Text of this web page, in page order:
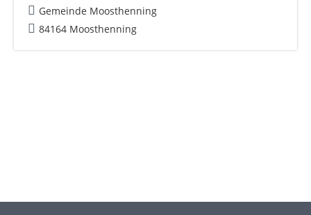
Gemeinde Moosthenning
84164 Moosthenning